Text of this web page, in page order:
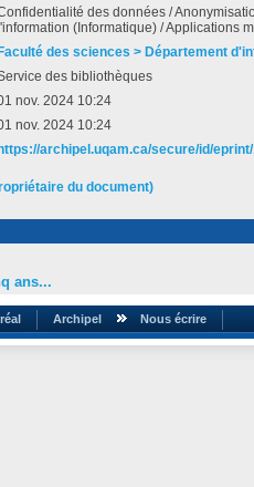
des données /
l'information (Informatique) / Applications
Faculté des sciences > Département
des bibliothèques
nov. 2024 10:24
nov. 2024 10:24
https://archipel.uqam.ca/secure/id/
du document)
ans...
Archipel Nous écrire